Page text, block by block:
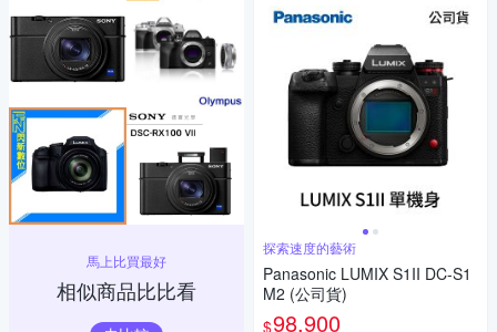
馬上比買最好
相似商品比比看
探索速度的藝術
Panasonic LUMIX S1II DC-S1
M2 (公司貨)
$98,900